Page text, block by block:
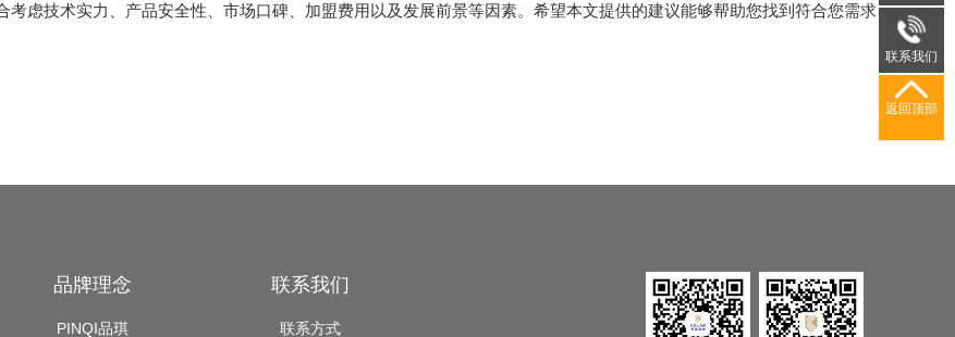
考虑技术实力、产品安全性、市场口碑、加盟费用以及发展前景等因素。希望本文提供的建议能够帮助您找到符合您需求
品牌理念
PINQI品琪
联系我们
联系方式
联系我们
返回顶部